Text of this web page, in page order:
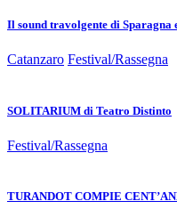
Il sound travolgente di
Catanzaro Festival/Rassegna
SOLITARIUM di Teatro Distinto
Festival/Rassegna
TURANDOT COMPIE